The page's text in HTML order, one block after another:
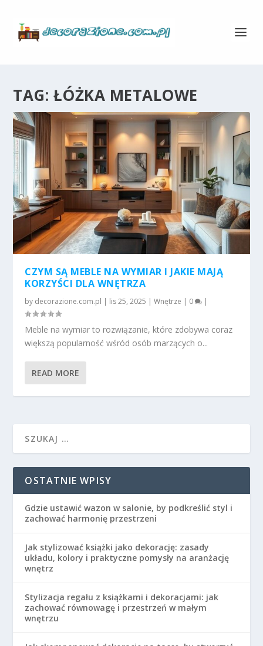
TAG: ŁÓŻKA METALOWE
CZYM SĄ MEBLE NA WYMIAR I JAKIE MAJĄ
KORZYŚCI DLA WNĘTRZA
by decorazione.com.pl | lis 25, 2025 |Wnętrze | 0 |
Meble na wymiar to rozwiązanie, które zdobywa coraz
większą popularność wśród osób marzących o...
READ MORE
OSTATNIE WPISY
Gdzie ustawić wazon w salonie, by podkreślić styl i
zachować harmonię przestrzeni
Jak stylizować książki jako dekorację: zasady
układu, kolory i praktyczne pomysły na aranżację
wnętrz
Stylizacja regału z książkami i dekoracjami: jak
zachować równowagę i przestrzeń w małym
wnętrzu